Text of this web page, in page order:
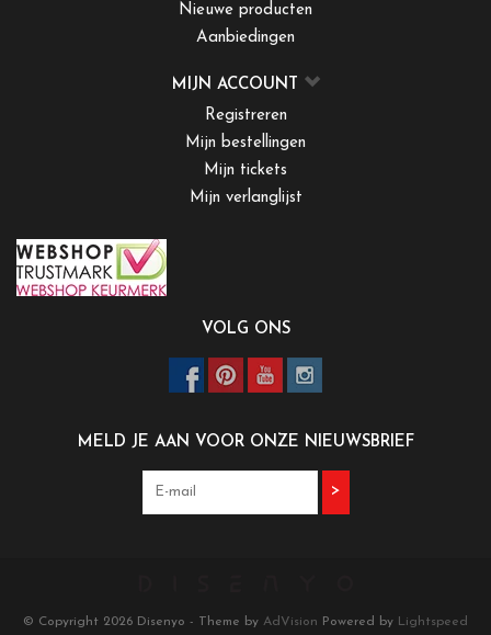
Nieuwe producten
Aanbiedingen
MIJN ACCOUNT
Registreren
Mijn bestellingen
Mijn tickets
Mijn verlanglijst
VOLG ONS
MELD JE AAN VOOR ONZE NIEUWSBRIEF
>
© Copyright 2026 Disenyo - Theme by AdVision Powered by Lightspeed